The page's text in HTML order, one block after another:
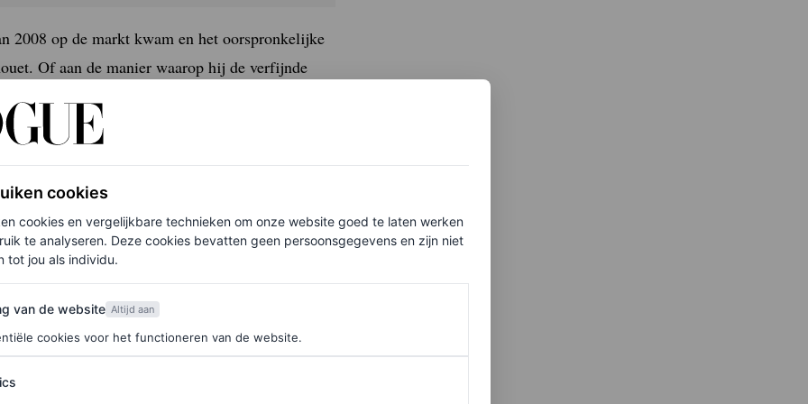
2008 op de markt kwam en het oorspronkelijke
Of aan de manier waarop hij de verfijnde
Dan was er nog de Shadow Birkin, die
– humoristisch, grensverleggend, maar
dochter
tassen
cookies
cookies en vergelijkbare technieken om onze website goed te laten werken
te analyseren. Deze cookies bevatten geen persoonsgegevens en zijn niet
tot jou als individu.
de website
van de website Altijd aan
cookies voor het functioneren van de website.